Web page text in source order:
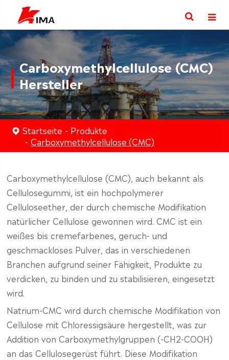
Carboxymethylcellulose (CMC)
Hersteller
Startseite
Produkte
Carboxymethylcellulose (CMC)
Carboxymethylcellulose (CMC), auch bekannt als
Cellulosegummi, ist ein hochpolymerer
Celluloseether, der durch chemische Modifikation
natürlicher Cellulose gewonnen wird. CMC ist ein
weißes bis cremefarbenes, geruch- und
geschmackloses Pulver, das in verschiedenen
Branchen aufgrund seiner Fähigkeit, Produkte zu
verdicken, zu binden und zu stabilisieren, eingesetzt
wird.
Natrium-CMC wird durch chemische Modifikation von
Cellulose mit Chloressigsäure hergestellt, was zur
Addition von Carboxymethylgruppen (-CH2-COOH)
an das Cellulosegerüst führt. Diese Modifikation